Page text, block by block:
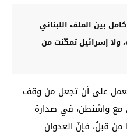
بين الملف اللبناني
ولا إسرائيل تمكّنت من
تعمل على أن تجعل من وقف
مع واشنطن، في صدارة
من قبلُ، فإنّ العدوان